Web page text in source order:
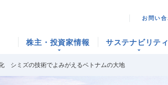
お問い合
株主・投資家情報 サステナビリティ
シミズの技術でよみがえるベトナムの大地